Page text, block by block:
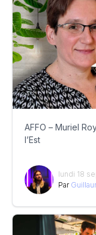
AFFO – Muriel
l’Est
lundi 18
Par